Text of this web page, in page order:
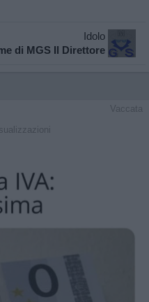
Idolo
di MGS Il Direttore
Vaccata